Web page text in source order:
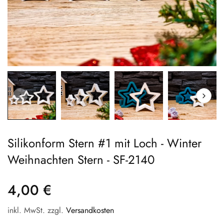
Silikonform Stern #1 mit Loch - Winter
Weihnachten Stern - SF-2140
4,00 €
inkl. MwSt. zzgl. Versandkosten